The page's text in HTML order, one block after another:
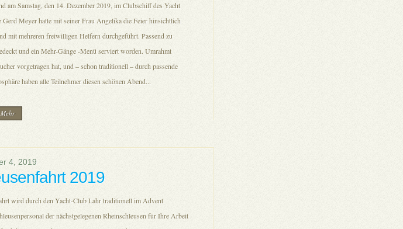
am Samstag, den 14. Dezember 2019, im Clubschiff des Yacht
Meyer hatte mit seiner Frau Angelika die Feier hinsichtlich
mit mehreren freiwilligen Helfern durchgeführt. Passend zu
und ein Mehr-Gänge -Menü serviert worden. Umrahmt
vorgetragen hat, und – schon traditionell – durch passende
haben alle Teilnehmer diesen schönen Abend...
Mehr
4, 2019
2019
wird durch den Yacht-Club Lahr traditionell im Advent
der nächstgelegenen Rheinschleusen für Ihre Arbeit